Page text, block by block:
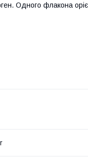
Одного флакона